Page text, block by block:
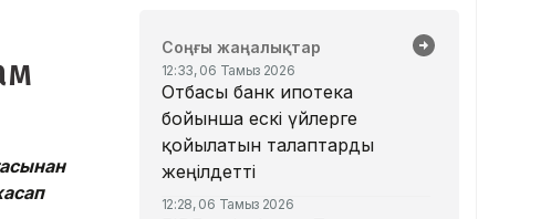
Соңғы жаңалықтар
12:33, 06 Тамыз 2026
Отбасы банк ипотека
бойынша ескі үйлерге
қойылатын талаптарды
жеңілдетті
12:28, 06 Тамыз 2026